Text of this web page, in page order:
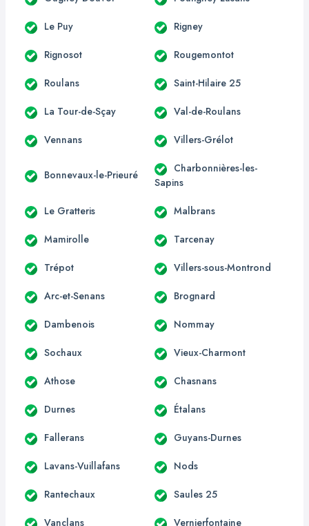
Le Puy Rigney
Rignosot Rougemontot
Roulans Saint-Hilaire 25
La Tour-de-Sçay Val-de-Roulans
Vennans Villers-Grélot
Bonnevaux-le-Prieuré
Charbonnières-les-
Sapins
Le Gratteris Malbrans
Mamirolle Tarcenay
Trépot Villers-sous-Montrond
Arc-et-Senans Brognard
Dambenois Nommay
Sochaux Vieux-Charmont
Athose Chasnans
Durnes Étalans
Fallerans Guyans-Durnes
Lavans-Vuillafans Nods
Rantechaux Saules 25
Vanclans Vernierfontaine